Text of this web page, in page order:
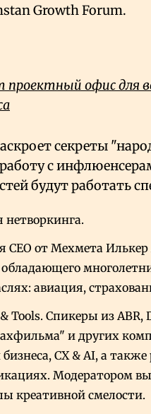
Growth Forum.
проектный офис для
секреты
с
будут работать
CEO от Мехмета
авиация,
& Tools. Спикеры из ABR,
и других
CX & AI, а также
Модератором
креативной смелости.